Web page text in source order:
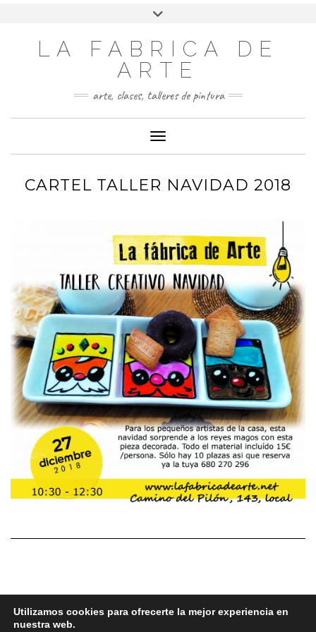
LA FABRICA DE
ARTE
arte, clases, talleres de pintura
Cambiar modo de navegación
CARTEL TALLER NAVIDAD 2018
Utilizamos cookies para ofrecerte la mejor experiencia en
nuestra web.